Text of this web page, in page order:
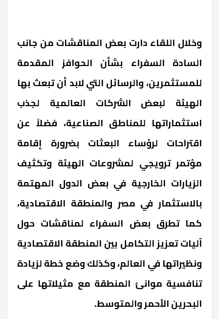
وخلال اللقاء دارت بعض المناقشات من جانب
السادة السفراء بشأن الحوافز المقدمة
للمستثمرين، والرسائل التي لابد أن تبعث بها
الهيئة لبعض الشركات العالمية لجذب
استثماراتها للمناطق الصناعية، فضلاً عن
اقتراحات لرؤساء البعثات بضرورة إقامة
مؤتمر ترويجي لمشروعات الهيئة وتكثيف
الزيارات الخارجية في بعض الدول المهتمة
بالاستثمار في مصر والمنطقة الاقتصادية،
كما تطرق بعض السفراء لمناقشات حول
آليات تعزيز التكامل بين المنطقة الاقتصادية
ونظيراتها في العالم، وكذلك وضع خطة لزيادة
تنافسية موانئ المنطقة مع مثيلاتها على
البحرين الأحمر والمتوسط.